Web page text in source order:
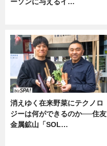
消えゆく在来野菜にテクノロ
ジーは何ができるのか──住友
金属鉱山「SOL…